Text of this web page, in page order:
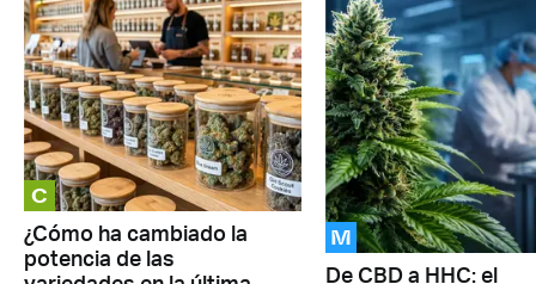
C
¿Cómo ha cambiado la
potencia de las
M
De CBD a HHC: el